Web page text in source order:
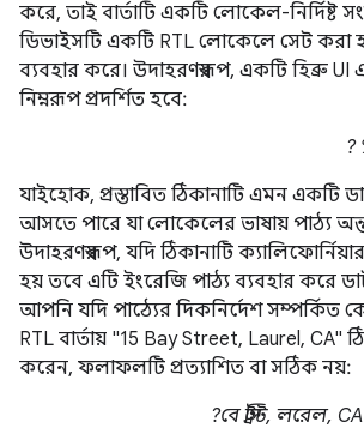
করে, তাই বার্তাটি একটি লোকেল-নির্দিষ্ট
ডিভাইসটি একটি RTL লোকেলে সেট করা
ব্যবহার করে। উদাহরণস্বরূপ, একটি হিব্রু UI
নিম্নরূপ প্রদর্শিত হবে:
?
যাইহোক, প্রস্তাবিত ঠিকানাটি এমন একটি
আসতে পারে যা লোকেলের ভাষায় পাঠ্য
উদাহরণস্বরূপ, যদি ঠিকানাটি
হয় তবে এটি ইংরেজি পাঠ্য ব্যবহার করে
আপনি যদি পাঠ্যের দিকনির্দেশ সম্পর্কিত
RTL বার্তায় "15 Bay Street, Laurel, CA"
করেন, ফলাফলটি প্রত্যাশিত বা সঠিক নয়: